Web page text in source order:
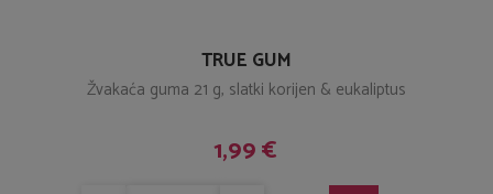
TRUE GUM
Žvakaća guma 21 g, slatki korijen & eukaliptus
1,99 €